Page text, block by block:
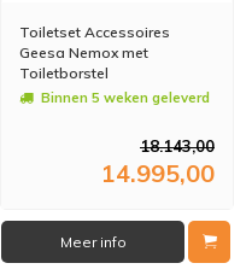
Toiletset Accessoires
Geesa Nemox met
Toiletborstel
Toiletrolhouder en
Binnen 5 weken geleverd
18.143,00
14.995,00
Meer info